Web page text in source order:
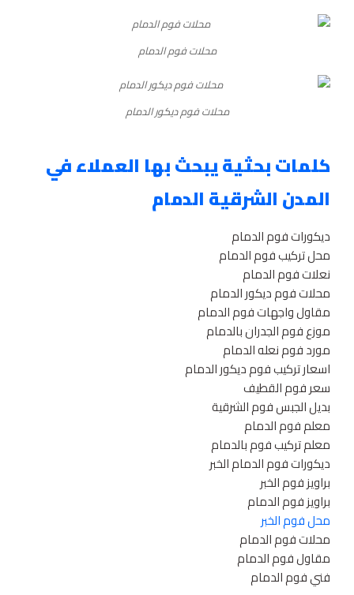
محلات فوم الدمام
محلات فوم ديكور الدمام
كلمات بحثية يبحث بها العملاء في
المدن الشرقية الدمام
ديكورات فوم الدمام
محل تركيب فوم الدمام
نعلات فوم الدمام
محلات فوم ديكور الدمام
مقاول واجهات فوم الدمام
موزع فوم الجدران بالدمام
مورد فوم نعله الدمام
اسعار تركيب فوم ديكور الدمام
سعر فوم القطيف
بديل الجبس فوم الشرقية
معلم فوم الدمام
معلم تركيب فوم بالدمام
ديكورات فوم الدمام الخبر
براويز فوم الخبر
براويز فوم الدمام
محل فوم الخبر
محلات فوم الدمام
مقاول فوم الدمام
فني فوم الدمام